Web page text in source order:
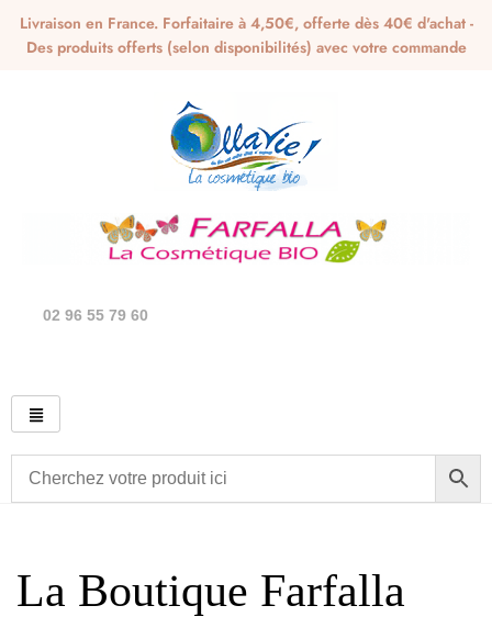
Livraison en France. Forfaitaire à 4,50€, offerte dès 40€ d'achat -
Des produits offerts (selon disponibilités) avec votre commande
02 96 55 79 60
La Boutique Farfalla